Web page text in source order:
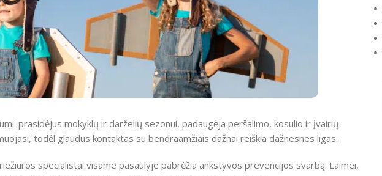
prasidėjus mokyklų ir darželių sezonui, padaugėja peršalimo, kosulio ir įvairių
todėl glaudus kontaktas su bendraamžiais dažnai reiškia dažnesnes ligas.
specialistai visame pasaulyje pabrėžia ankstyvos prevencijos svarbą. Laimei,